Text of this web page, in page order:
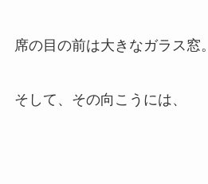
席の目の前は大きなガラス窓。
そして、その向こうには、